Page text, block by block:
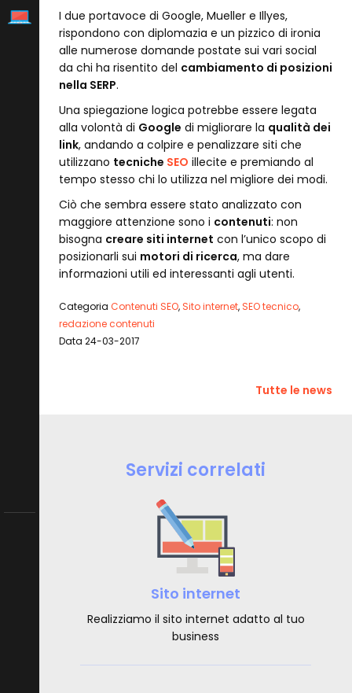
I due portavoce di Google, Mueller e Illyes,
rispondono con diplomazia e un pizzico di ironia
alle numerose domande postate sui vari social
da chi ha risentito del cambiamento di posizioni
nella SERP.
Una spiegazione logica potrebbe essere legata
alla volontà di Google di migliorare la qualità dei
link, andando a colpire e penalizzare siti che
utilizzano tecniche SEO illecite e premiando al
tempo stesso chi lo utilizza nel migliore dei modi.
Ciò che sembra essere stato analizzato con
maggiore attenzione sono i contenuti: non
bisogna creare siti internet con l’unico scopo di
posizionarli sui motori di ricerca, ma dare
informazioni utili ed interessanti agli utenti.
Categoria Contenuti SEO, Sito internet, SEO tecnico,
redazione contenuti
Data 24-03-2017
Tutte le news
Servizi correlati
Sito internet
Realizziamo il sito internet adatto al tuo
business